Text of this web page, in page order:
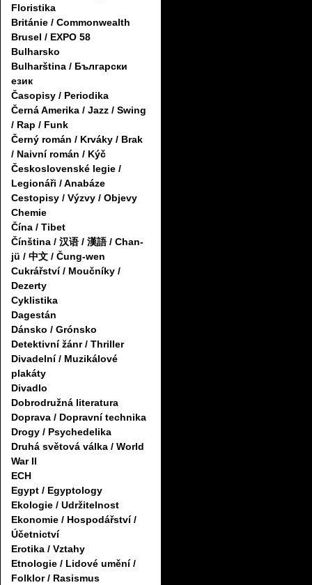
Floristika
Británie / Commonwealth
Brusel / EXPO 58
Bulharsko
Bulharština / Български
език
Časopisy / Periodika
Černá Amerika / Jazz / Swing
/ Rap / Funk
Černý román / Krváky / Brak
/ Naivní román / Kýč
Československé legie /
Legionáři / Anabáze
Cestopisy / Výzvy / Objevy
Chemie
Čína / Tibet
Čínština / 汉语 / 漢語 / Chan-
jü / 中文 / Čung-wen
Cukrářství / Moučníky /
Dezerty
Cyklistika
Dagestán
Dánsko / Grónsko
Detektivní žánr / Thriller
Divadelní / Muzikálové
plakáty
Divadlo
Dobrodružná literatura
Doprava / Dopravní technika
Drogy / Psychedelika
Druhá světová válka / World
War II
ECH
Egypt / Egyptology
Ekologie / Udržitelnost
Ekonomie / Hospodářství /
Účetnictví
Erotika / Vztahy
Etnologie / Lidové umění /
Folklor / Rasismus